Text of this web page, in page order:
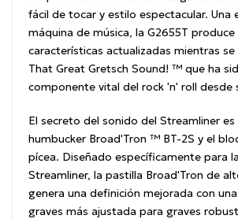
fácil de tocar y estilo espectacular. Una
máquina de música, la G2655T
características actualizadas mientras
That Great Gretsch Sound! ™ que ha
componente vital del rock 'n' roll desde
El secreto del sonido del Streamliner
humbucker Broad'Tron ™ BT-2S y el
pícea. Diseñado específicamente para
Streamliner, la pastilla Broad'Tron de
genera una definición mejorada con
graves más ajustada para graves